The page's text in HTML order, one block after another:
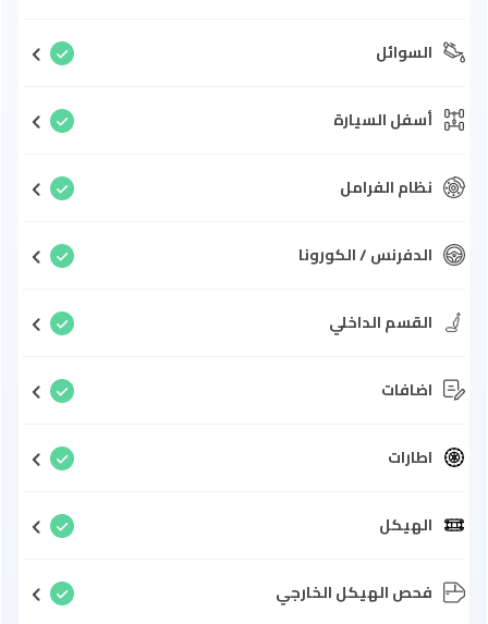
السوائل
أسفل السيارة
نظام الفرامل
الدفرنس / الكورونا
القسم الداخلي
اضافات
اطارات
الهيكل
فحص الهيكل الخارجي